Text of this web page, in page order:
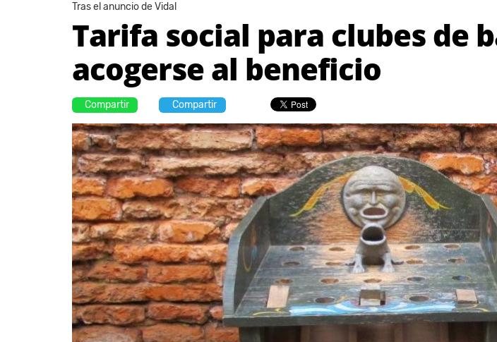
Tras el anuncio de Vidal
Tarifa social para clubes de
acogerse al beneficio
Compartir Compartir